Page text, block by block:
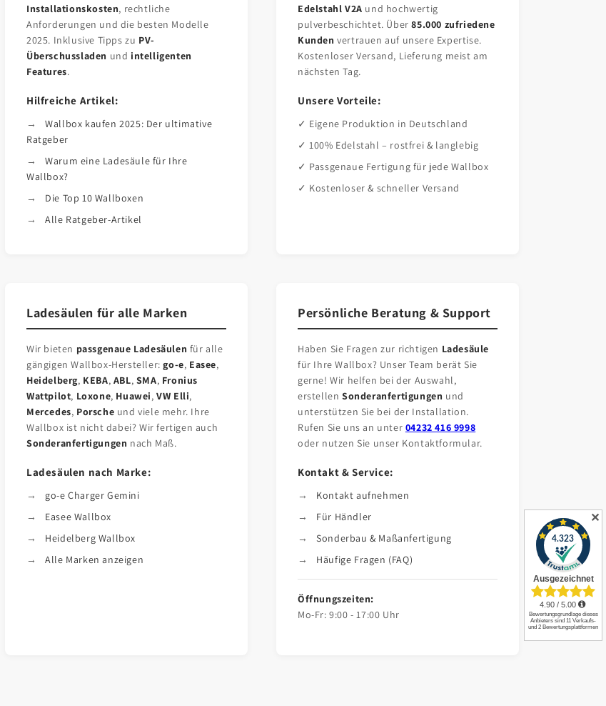
Installationskosten, rechtliche
Anforderungen und die besten Modelle
2025. Inklusive Tipps zu PV-
Überschussladen und intelligenten
Features.
Hilfreiche Artikel:
Wallbox kaufen 2025: Der ultimative
Ratgeber
Warum eine Ladesäule für Ihre
Wallbox?
Die Top 10 Wallboxen
Alle Ratgeber-Artikel
Edelstahl V2A und hochwertig
pulverbeschichtet. Über85.000 zufriedene
Kunden vertrauen auf unsere Expertise.
Kostenloser Versand, Lieferung meist am
nächsten Tag.
Unsere Vorteile:
✓ Eigene Produktion in Deutschland
✓ 100% Edelstahl – rostfrei & langlebig
✓ Passgenaue Fertigung für jede Wallbox
✓ Kostenloser & schneller Versand
Ladesäulen für alle Marken
Wir bieten passgenaue Ladesäulen für alle
gängigen Wallbox-Hersteller:go-e, Easee,
Heidelberg, KEBA, ABL, SMA, Fronius
Wattpilot, Loxone, Huawei,VW Elli,
Mercedes, Porsche und viele mehr. Ihre
Wallbox ist nicht dabei? Wir fertigen auch
Sonderanfertigungen nach Maß.
Ladesäulen nach Marke:
go-e Charger Gemini
Easee Wallbox
Heidelberg Wallbox
Alle Marken anzeigen
Persönliche Beratung & Support
Haben Sie Fragen zur richtigen Ladesäule
für Ihre Wallbox? Unser Team berät Sie
gerne! Wir helfen bei der Auswahl,
erstellen Sonderanfertigungen und
unterstützen Sie bei der Installation.
Rufen Sie uns an unter 04232 416 9998
oder nutzen Sie unser Kontaktformular.
Kontakt & Service:
Kontakt aufnehmen
Für Händler
Sonderbau & Maßanfertigung
Häufige Fragen (FAQ)
Öffnungszeiten:
Mo-Fr: 9:00 - 17:00 Uhr
✕